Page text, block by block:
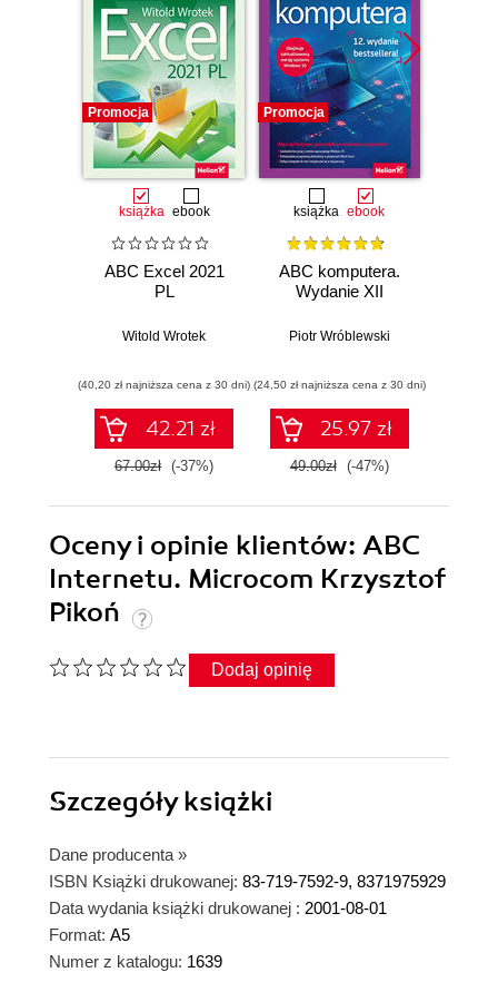
Promocja
książka ebook
ABC Excel 2021
PL
Witold Wrotek
(40,20 zł najniższa cena z 30 dni)
42.21 zł
67.00zł (-37%)
Promocja
książka ebook
ABC komputera.
Wydanie XII
Piotr Wróblewski
(24,50 zł najniższa cena z 30 dni)
25.97 zł
49.00zł (-47%)
Oceny i opinie klientów: ABC
Internetu. Microcom Krzysztof
Pikoń
Dodaj opinię
Szczegółyksiążki
Dane producenta »
ISBN Książki drukowanej: 83-719-7592-9, 8371975929
Data wydania książki drukowanej : 2001-08-01
Format: A5
Numer z katalogu: 1639